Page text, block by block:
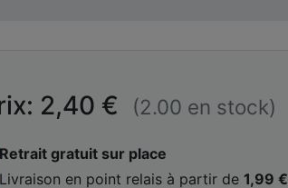
2,40 € (2.00 en stock)
Retrait gratuit sur place
Livraison en point relais à partir de 1,99 €